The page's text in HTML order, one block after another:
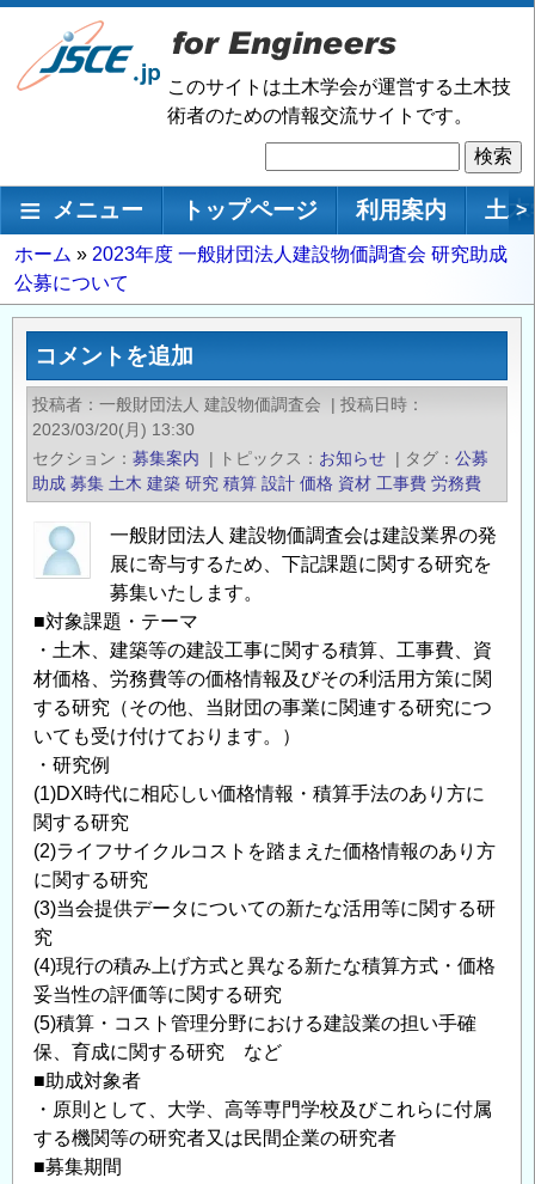
メ
ン
動
このサイトは土木学会が運営する土木技
術者のための情報交流サイトです。
索
メインナビゲーション
メニュー トップページ 利用案内 土 >
パ
ン
く
ホーム
2023年度 一般財団法人建設物価調査会 研究助成
公募について
コメントを追加
投稿者 一般財団法人 建設物価調査会 | 投稿日時
2023/03/20(月) 13:30
セクション
募集案内 | トピックス お知らせ | タグ
公募
助成 募集 土木 建築 研究 積算 設計 価格 資材 工事費 労務費
一般財団法人 建設物価調査会は建設業界の発
展に寄与するため、下記課題に関する研究を
募集いたします。
■対象課題・テーマ
・土木、建築等の建設工事に関する積算、工事費、資
材価格、労務費等の価格情報及びその利活用方策に関
する研究（その他、当財団の事業に関連する研究につ
いても受け付けております。）
・研究例
(1)DX時代に相応しい価格情報・積算手法のあり方に
関する研究
(2)ライフサイクルコストを踏まえた価格情報のあり方
に関する研究
(3)当会提供データについての新たな活用等に関する研
究
(4)現行の積み上げ方式と異なる新たな積算方式・価格
妥当性の評価等に関する研究
(5)積算・コスト管理分野における建設業の担い手確
保、育成に関する研究 など
■助成対象者
・原則として、大学、高等専門学校及びこれらに付属
する機関等の研究者又は民間企業の研究者
■募集期間